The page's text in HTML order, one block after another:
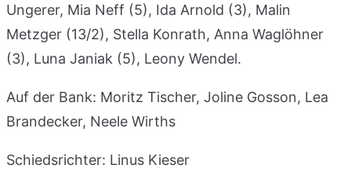
Ungerer, Mia Neff (5), Ida Arnold (3), Malin
Metzger (13/2), Stella Konrath, Anna Waglöhner
(3), Luna Janiak (5), Leony Wendel.
Auf der Bank: Moritz Tischer, Joline Gosson, Lea
Brandecker, Neele Wirths
Schiedsrichter: Linus Kieser